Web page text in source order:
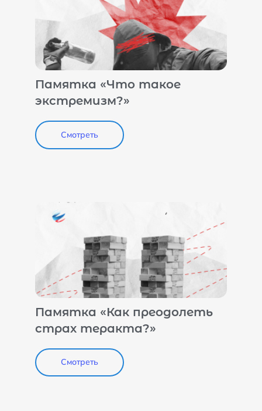
Памятка «Что такое
экстремизм?»
Смотреть
Памятка «Как преодолеть
страх теракта?»
Смотреть